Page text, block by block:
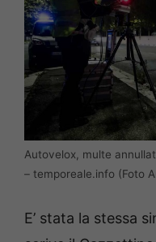
Autovelox, multe
– temporeale.info (Foto
E’ stata la stessa